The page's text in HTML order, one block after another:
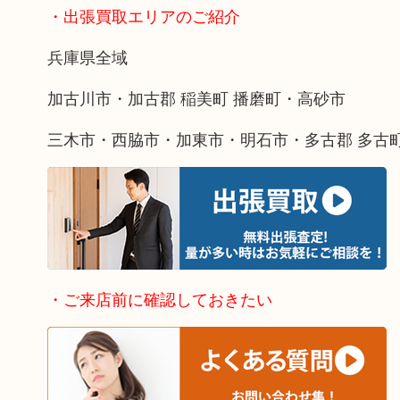
・出張買取エリアのご紹介
兵庫県全域
加古川市・加古郡 稲美町 播磨町・高砂市
三木市・西脇市・加東市・明石市・多古郡 多古
・ご来店前に確認しておきたい